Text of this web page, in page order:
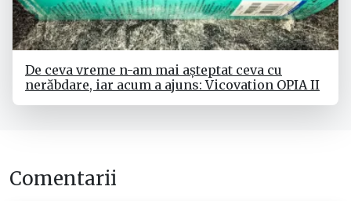
De ceva vreme n-am mai așteptat ceva cu
nerăbdare, iar acum a ajuns: Vicovation OPIA II
Comentarii